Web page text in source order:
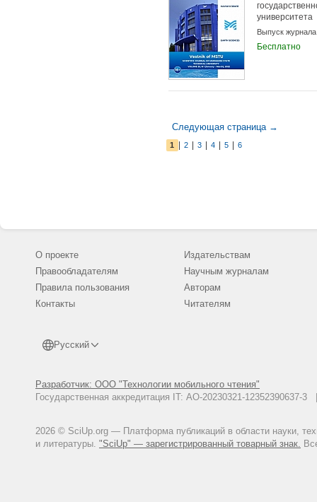
университета
Выпуск журнала
Бесплатно
Следующая страница →
1 2 3 4 5 6
О проекте
Правообладателям
Правила пользования
Контакты
Русский
Разработчик: ООО "Технологии мобильного чтения"
Государственная аккредитация IT: АО-20230321-
2026 © SciUp.org — Платформа публикаций в области науки,
и литературы. "SciUp" — зарегистрированный товарный знак.
Издательствам
Научным журналам
Авторам
Читателям